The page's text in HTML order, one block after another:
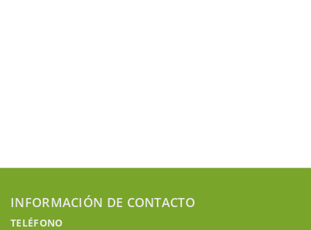
INFORMACIÓN DE CONTACTO
TELÉFONO